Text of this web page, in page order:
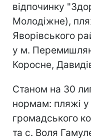
відпочинку
Молодіжне),
Яворівського
у м.
Коросне,
Станом на 30
нормам: пляжі
громадського
та с. Воля